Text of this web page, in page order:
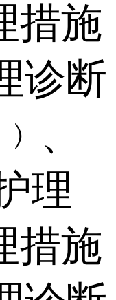
措施
诊断
、
理
措施